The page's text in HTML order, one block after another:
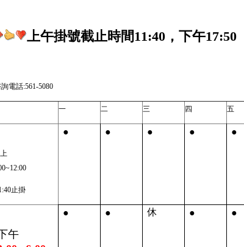
上午掛號截止時間11:40，下午17:50
電話:561-5080
一 二 三 四 五
止掛
● ● ● ● ●
午
● ● 休 ● ●